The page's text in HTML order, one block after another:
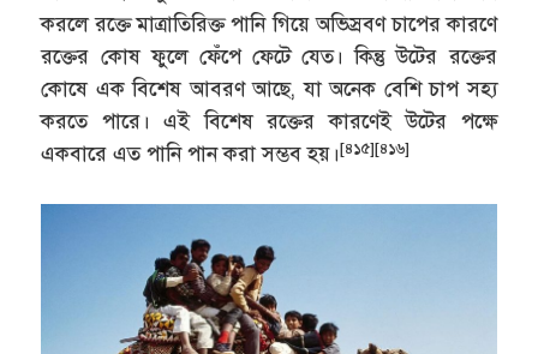
করলে রক্তে মাত্রাতিরিক্ত পানি গিয়ে অভিস্রবণ চাপের কারণে
রক্তের কোষ ফুলে ফেঁপে ফেটে যেত। কিন্তু উটের রক্তের
কোষে এক বিশেষ আবরণ আছে, যা অনেক বেশি চাপ সহ্য
করতে পারে। এই বিশেষ রক্তের কারণেই উটের পক্ষে
একবারে এত পানি পান করা সম্ভব হয়।[৪১৫][৪১৬]